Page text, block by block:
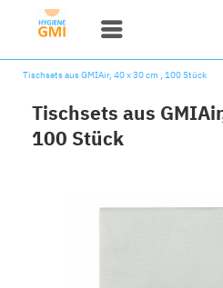
Tischsets aus GMIAir, 40 x 30 cm , 100 Stück
Tischsets aus
100 Stück